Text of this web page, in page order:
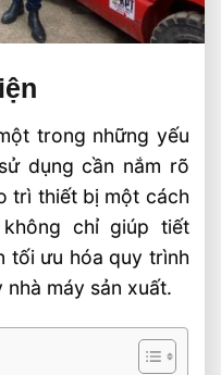
trong những yếu
dụng cần nắm rõ
trì thiết bị một cách
chỉ giúp tiết
tối ưu hóa quy trình
máy sản xuất.